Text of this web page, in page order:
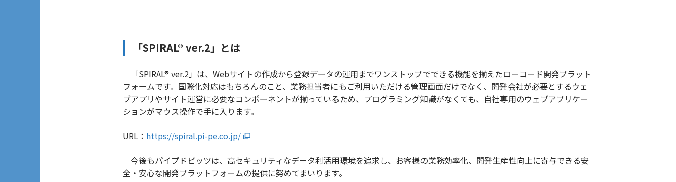
「SPIRAL® ver.2」とは
「SPIRAL® ver.2」は、Webサイトの作成から登録データの運用までワンストップでできる機能を揃えたローコード開発プラット
フォームです。国際化対応はもちろんのこと、業務担当者にもご利用いただける管理画面だけでなく、開発会社が必要とするウェ
ブアプリやサイト運営に必要なコンポーネントが揃っているため、プログラミング知識がなくても、自社専用のウェブアプリケー
ションがマウス操作で手に入ります。
URL： https://spiral.pi-pe.co.jp/
今後もパイプドビッツは、高セキュリティなデータ利活用環境を追求し、お客様の業務効率化、開発生産性向上に寄与できる安
全・安心な開発プラットフォームの提供に努めてまいります。